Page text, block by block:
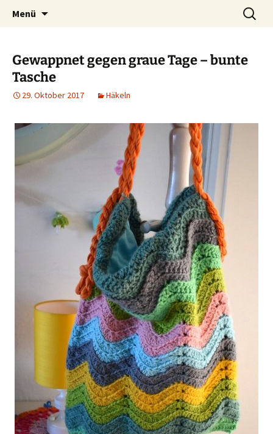
Häkelfieber
Ich bin im…
Menü
Suchen
nach:
Gewappnet gegen graue Tage – bunte
Tasche
29. Oktober 2017 Häkeln